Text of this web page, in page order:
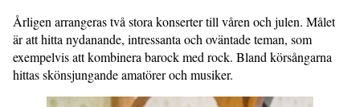
Årligen arrangeras två stora konserter till våren och julen. Målet
är att hitta nydanande, intressanta och oväntade teman, som
exempelvis att kombinera barock med rock. Bland körsångarna
hittas skönsjungande amatörer och musiker.